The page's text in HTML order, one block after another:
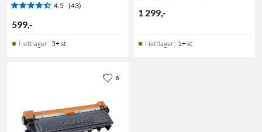
4.5 (43)
599-
Nettlager: 5+ st
1 299-
Nettlager: 1+ st
6